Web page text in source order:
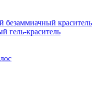
краситель
гель-краситель